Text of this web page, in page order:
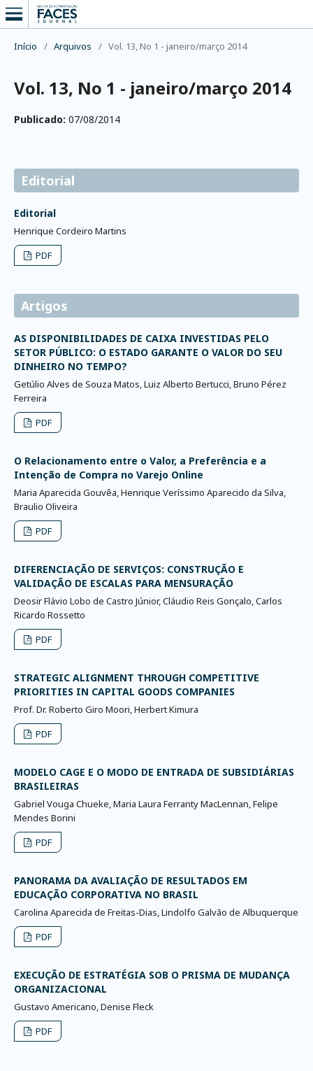
Início / Arquivos / Vol. 13, No 1 - janeiro/março 2014
Vol. 13, No 1 - janeiro/março 2014
Publicado: 07/08/2014
Editorial
Editorial
Henrique Cordeiro Martins
PDF
Artigos
AS DISPONIBILIDADES DE CAIXA INVESTIDAS PELO
SETOR PÚBLICO: O ESTADO GARANTE O VALOR DO SEU
DINHEIRO NO TEMPO?
Getúlio Alves de Souza Matos, Luiz Alberto Bertucci, Bruno Pérez
Ferreira
PDF
O Relacionamento entre o Valor, a Preferência e a
Intenção de Compra no Varejo Online
Maria Aparecida Gouvêa, Henrique Veríssimo Aparecido da Silva,
Braulio Oliveira
PDF
DIFERENCIAÇÃO DE SERVIÇOS: CONSTRUÇÃO E
VALIDAÇÃO DE ESCALAS PARA MENSURAÇÃO
Deosir Flávio Lobo de Castro Júnior, Cláudio Reis Gonçalo, Carlos
Ricardo Rossetto
PDF
STRATEGIC ALIGNMENT THROUGH COMPETITIVE
PRIORITIES IN CAPITAL GOODS COMPANIES
Prof. Dr. Roberto Giro Moori, Herbert Kimura
PDF
MODELO CAGE E O MODO DE ENTRADA DE SUBSIDIÁRIAS
BRASILEIRAS
Gabriel Vouga Chueke, Maria Laura Ferranty MacLennan, Felipe
Mendes Borini
PDF
PANORAMA DA AVALIAÇÃO DE RESULTADOS EM
EDUCAÇÃO CORPORATIVA NO BRASIL
Carolina Aparecida de Freitas-Dias, Lindolfo Galvão de Albuquerque
PDF
EXECUÇÃO DE ESTRATÉGIA SOB O PRISMA DE MUDANÇA
ORGANIZACIONAL
Gustavo Americano, Denise Fleck
PDF